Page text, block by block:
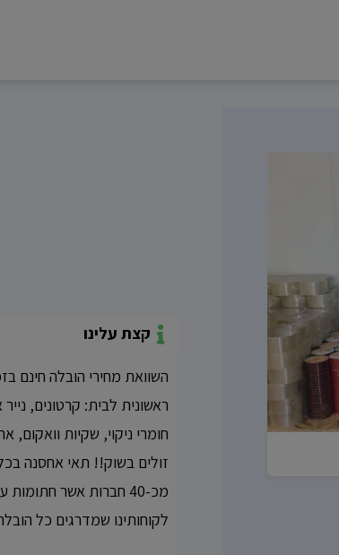
קצת עלינו
השוואת מחירי הובלה חינם
חומרי ניקוי, שקיות וואקום,
זולים בשוק!! תאי אחסנה
מכ-40 חברות אשר
לקוחותינו שמדרגים כל